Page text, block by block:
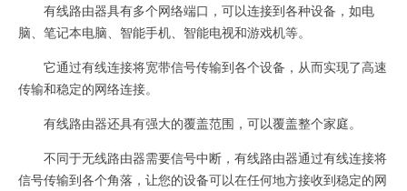
有线路由器具有多个网络端口，可以连接到各种设备，如电
脑、笔记本电脑、智能手机、智能电视和游戏机等。
它通过有线连接将宽带信号传输到各个设备，从而实现了高速
传输和稳定的网络连接。
有线路由器还具有强大的覆盖范围，可以覆盖整个家庭。
不同于无线路由器需要信号中断，有线路由器通过有线连接将
信号传输到各个角落，让您的设备可以在任何地方接收到稳定的网